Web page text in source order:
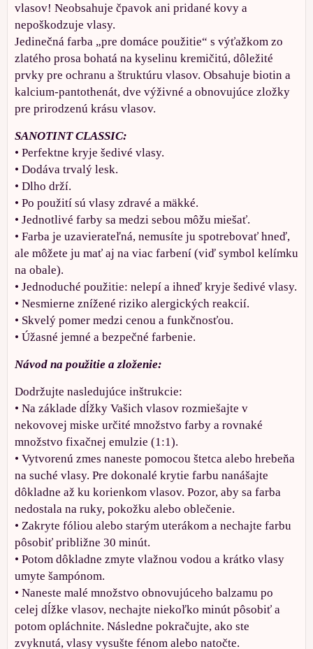
vlasov! Neobsahuje čpavok ani pridané kovy a
nepoškodzuje vlasy.
Jedinečná farba „pre domáce použitie“ s výťažkom zo
zlatého prosa bohatá na kyselinu kremičitú, dôležité
prvky pre ochranu a štruktúru vlasov. Obsahuje biotin a
kalcium-pantothenát, dve výživné a obnovujúce zložky
pre prirodzenú krásu vlasov.
SANOTINT CLASSIC:
• Perfektne kryje šedivé vlasy.
• Dodáva trvalý lesk.
• Dlho drží.
• Po použití sú vlasy zdravé a mäkké.
• Jednotlivé farby sa medzi sebou môžu miešať.
• Farba je uzavierateľná, nemusíte ju spotrebovať hneď,
ale môžete ju mať aj na viac farbení (viď symbol kelímku
na obale).
• Jednoduché použitie: nelepí a ihneď kryje šedivé vlasy.
• Nesmierne znížené riziko alergických reakcií.
• Skvelý pomer medzi cenou a funkčnosťou.
• Úžasné jemné a bezpečné farbenie.
Návod na použitie a zloženie:
Dodržujte nasledujúce inštrukcie:
• Na základe dĺžky Vašich vlasov rozmiešajte v
nekovovej miske určité množstvo farby a rovnaké
množstvo fixačnej emulzie (1:1).
• Vytvorenú zmes naneste pomocou štetca alebo hrebeňa
na suché vlasy. Pre dokonalé krytie farbu nanášajte
dôkladne až ku korienkom vlasov. Pozor, aby sa farba
nedostala na ruky, pokožku alebo oblečenie.
• Zakryte fóliou alebo starým uterákom a nechajte farbu
pôsobiť približne 30 minút.
• Potom dôkladne zmyte vlažnou vodou a krátko vlasy
umyte šampónom.
• Naneste malé množstvo obnovujúceho balzamu po
celej dĺžke vlasov, nechajte niekoľko minút pôsobiť a
potom opláchnite. Následne pokračujte, ako ste
zvyknutá, vlasy vysušte fénom alebo natočte.